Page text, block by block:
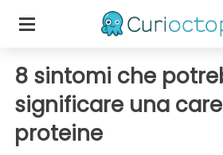
8 sintomi che
significare una
proteine